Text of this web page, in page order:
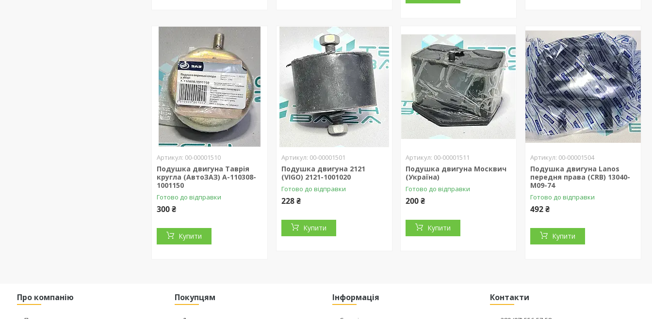
00-00001510
Подушка двигуна Таврія
кругла (АвтоЗАЗ) А-110308-
1001150
Готово до відправки
300 ₴
Купити
00-00001501
Подушка двигуна 2121
(VIGO) 2121-1001020
Готово до відправки
228 ₴
Купити
00-00001511
Подушка двигуна Москвич
(Україна)
Готово до відправки
200 ₴
Купити
00-00001504
Подушка двигуна Lanos
передня права (CRB) 13040-
M09-74
Готово до відправки
492 ₴
Купити
Про компанію Покупцям Інформація Контакти